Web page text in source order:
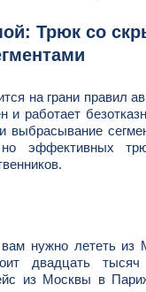
Трюк со
на грани правил
и работает
выбрасывание
эффективных
вам нужно лететь из
двадцать
из Москвы в